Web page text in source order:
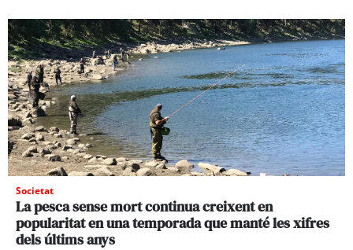
Societat
La pesca sense mort continua creixent en
popularitat en una temporada que manté les xifres
dels últims anys